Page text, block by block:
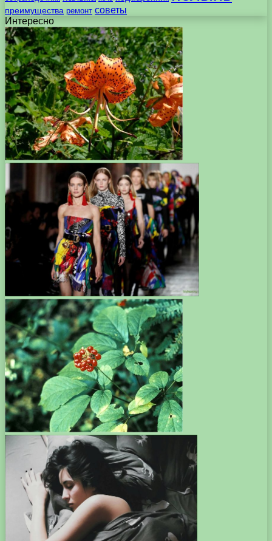
преимущества ремонт советы
Интересно